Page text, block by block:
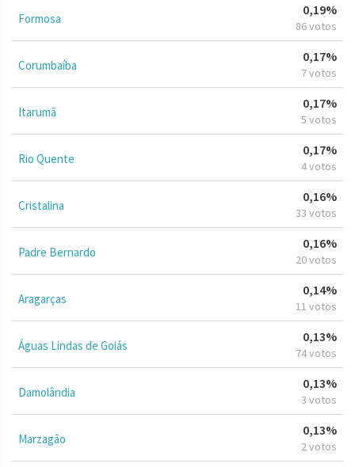
Formosa
0,19%
86 votos
Corumbaíba
0,17%
7 votos
Itarumã
0,17%
5 votos
Rio Quente
0,17%
4 votos
Cristalina
0,16%
33 votos
Padre Bernardo
0,16%
20 votos
Aragarças
0,14%
11 votos
Águas Lindas de Goiás
0,13%
74 votos
Damolândia
0,13%
3 votos
Marzagão
0,13%
2 votos